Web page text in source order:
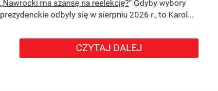
„Nawrocki ma szansę na reelekcję?” Gdyby wybory
prezydenckie odbyły się w sierpniu 2026 r., to Karol...
CZYTAJ DALEJ